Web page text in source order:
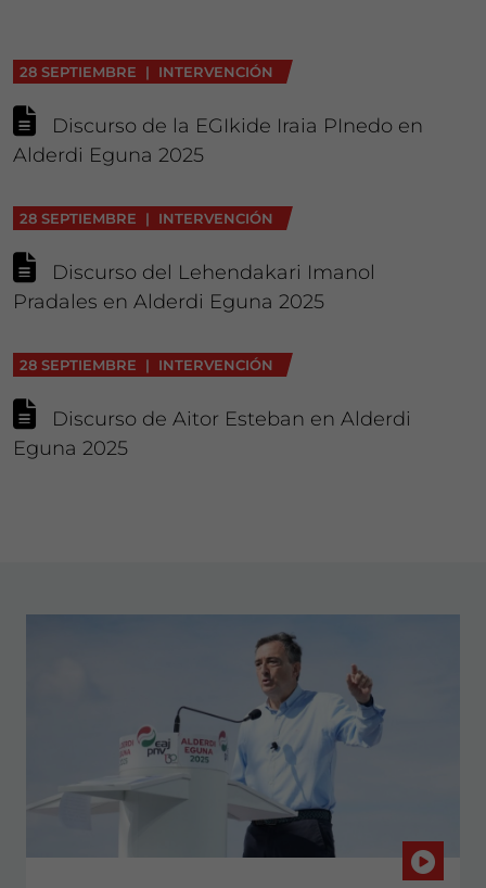
28 SEPTIEMBRE | INTERVENCIÓN
Discurso de la EGIkide Iraia PInedo en
Alderdi Eguna 2025
28 SEPTIEMBRE | INTERVENCIÓN
Discurso del Lehendakari Imanol
Pradales en Alderdi Eguna 2025
28 SEPTIEMBRE | INTERVENCIÓN
Discurso de Aitor Esteban en Alderdi
Eguna 2025